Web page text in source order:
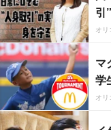
引
オリ
マ
学
オリ